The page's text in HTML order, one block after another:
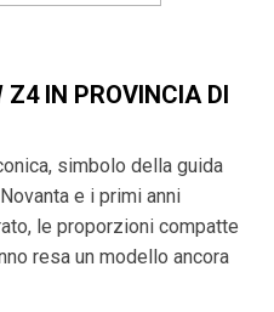
Z4 IN PROVINCIA DI
simbolo della guida
e i primi anni
le proporzioni compatte
resa un modello ancora